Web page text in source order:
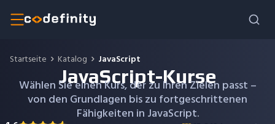
Startseite Katalog JavaScript
JavaScript-Kurse
Wählen Sie einen Kurs, der zu Ihren Zielen passt –
von den Grundlagen bis zu fortgeschrittenen
Fähigkeiten in JavaScript.